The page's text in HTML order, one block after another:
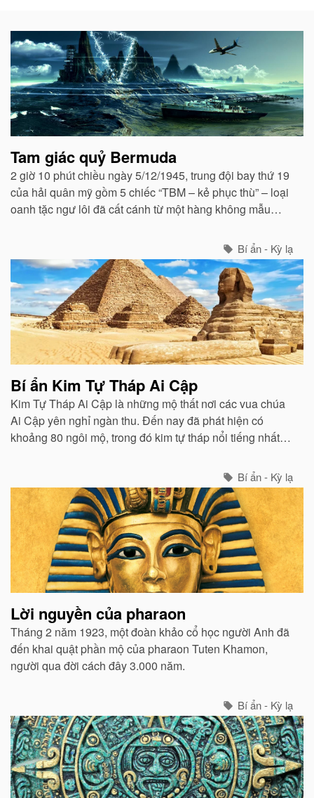
Bài
viết
liên
quan
Tam giác quỷ Bermuda
2 giờ 10 phút chiều ngày 5/12/1945, trung đội bay thứ 19
của hải quân mỹ gồm 5 chiếc “TBM – kẻ phục thù” – loại
oanh tặc ngư lôi đã cất cánh từ một hàng không mẫu
Bí ẩn - Kỳ lạ
Bí ẩn Kim Tự Tháp Ai Cập
Kim Tự Tháp Ai Cập là những mộ thất nơi các vua chúa
Ai Cập yên nghỉ ngàn thu. Đến nay đã phát hiện có
khoảng 80 ngôi mộ, trong đó kim tự tháp nổi tiếng nhất
Bí ẩn - Kỳ lạ
Lời nguyền của pharaon
Tháng 2 năm 1923, một đoàn khảo cổ học người Anh đã
đến khai quật phần mộ của pharaon Tuten Khamon,
người qua đời cách đây 3.000 năm.
Bí ẩn - Kỳ lạ